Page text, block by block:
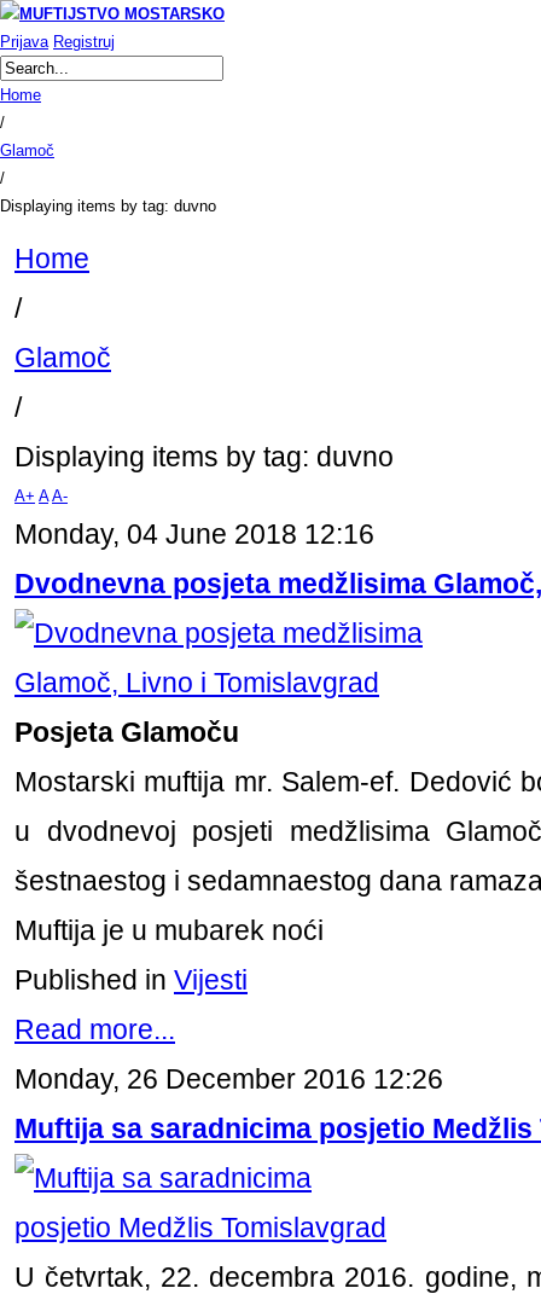
Prijava Registruj
Home
/
Glamoč
/
Displaying items by tag: duvno
Home
/
Glamoč
/
Displaying items by tag: duvno
A+ A A-
Monday, 04 June 2018 12:16
Dvodnevna posjeta medžlisima
Posjeta Glamoču
Mostarski muftija mr. Salem-ef. Dedović
u dvodnevoj posjeti medžlisima
šestnaestog i sedamnaestog dana
Muftija je u mubarek noći
Published in Vijesti
Read more...
Monday, 26 December 2016 12:26
Muftija sa saradnicima posjetio Medžlis
U četvrtak, 22. decembra 2016. godine,